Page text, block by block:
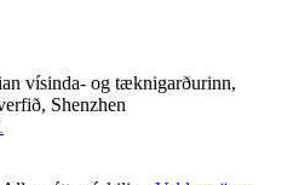
vísinda- og tæknigarðurinn,
Shenzhen